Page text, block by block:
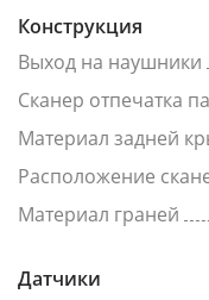
Конструкция
Выход на наушники
Сканер отпечатка
Материал задней
Расположение
Материал граней
Датчики